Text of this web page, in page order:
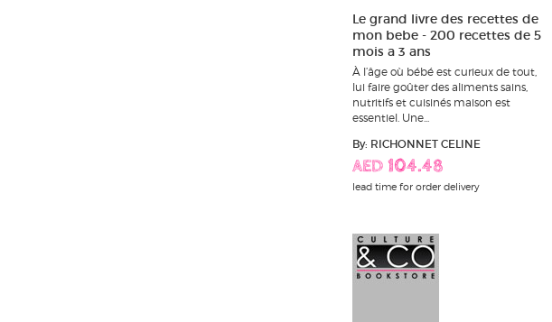
Le grand livre des recettes de
mon bebe - 200 recettes de 5
mois a 3 ans
À l’âge où bébé est curieux de tout,
lui faire goûter des aliments sains,
nutritifs et cuisinés maison est
essentiel. Une...
By: RICHONNET CELINE
AED 104.48
lead time for order delivery